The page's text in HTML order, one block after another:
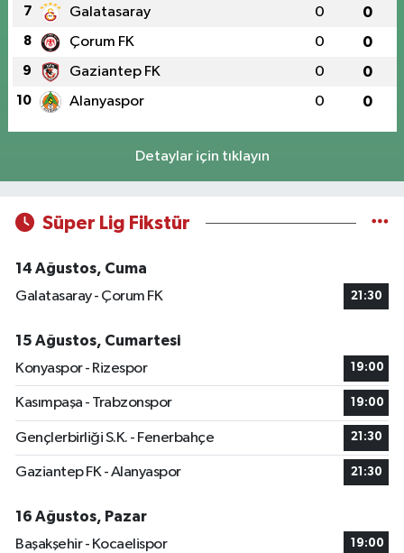
7 Galatasaray 0 0
8 Çorum FK 0 0
9 Gaziantep FK 0 0
10 Alanyaspor 0 0
Detaylar için tıklayın
Süper Lig Fikstür
14 Ağustos, Cuma
Galatasaray - Çorum FK
21:30
15 Ağustos, Cumartesi
Konyaspor - Rizespor
19:00
Kasımpaşa - Trabzonspor 19:00
Gençlerbirliği S.K. - Fenerbahçe 21:30
Gaziantep FK - Alanyaspor 21:30
16 Ağustos, Pazar
Başakşehir - Kocaelispor
19:00